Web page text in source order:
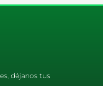
déjanos tus